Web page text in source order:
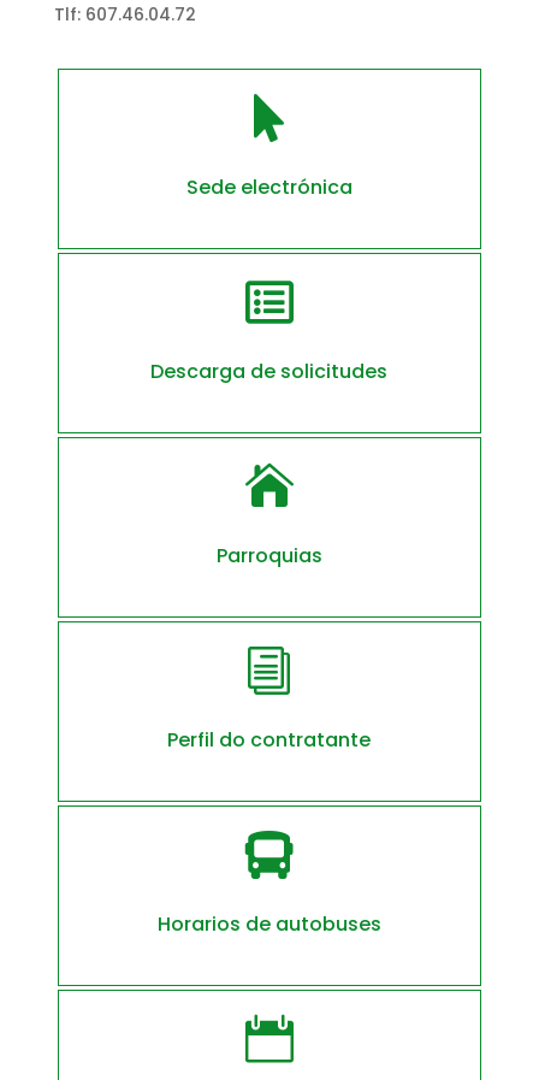
Tlf: 607.46.04.72

Sede electrónica

Descarga de solicitudes

Parroquias
i
Perfil do contratante

Horarios de autobuses
